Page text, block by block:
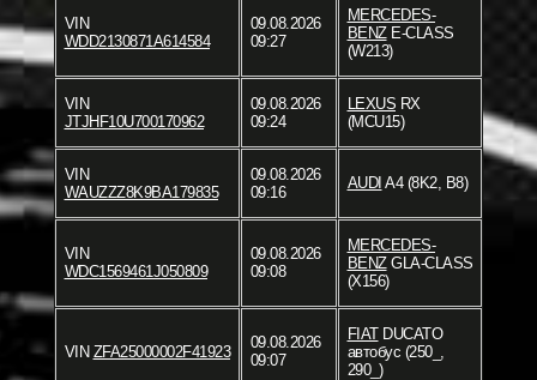
VIN
WDD2130871A614584
09.08.2026
09:27
MERCEDES-
BENZE-CLASS
(W213)
VIN
JTJHF10U700170962
09.08.2026
09:24
LEXUS RX
(MCU15)
VIN
WAUZZZ8K9BA179835
09.08.2026
09:16
AUDI A4 (8K2, B8)
VIN
WDC1569461J050809
09.08.2026
09:08
MERCEDES-
BENZGLA-CLASS
(X156)
VIN ZFA25000002F41923
09.08.2026
09:07
FIATDUCATO
автобус (250_,
290_)